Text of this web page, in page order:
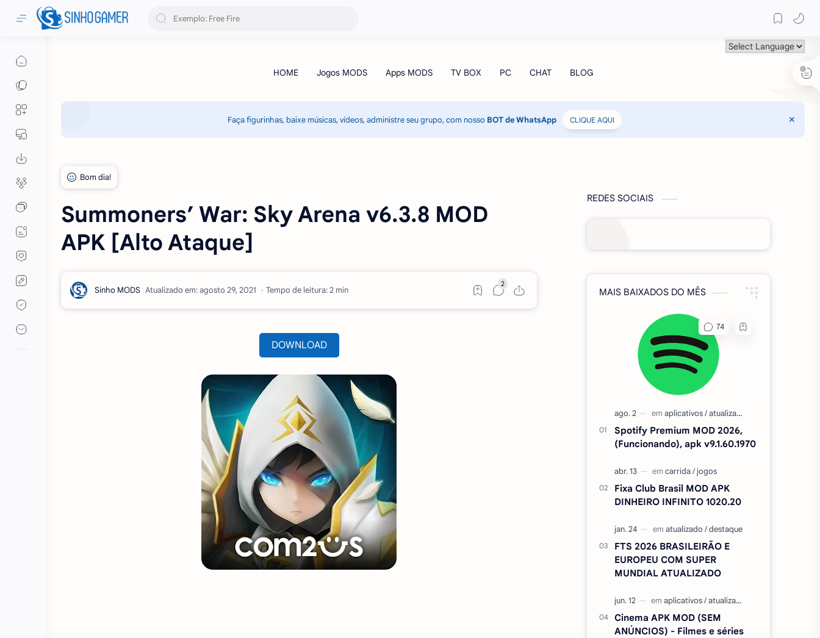
Faça figurinhas, baixe músicas, vídeos, administre seu grupo, com nosso BOT de WhatsApp CLIQUE AQUI
Summoners’ War: Sky Arena v6.3.8 MOD
APK [Alto Ataque]
Atualizado em: Tempo de leitura: 2 min
DOWNLOAD
REDES SOCIAIS
MAIS BAIXADOS DO MÊS
Spotify Premium MOD 2026,
(Funcionando), apk v9.1.60.1970
Fixa Club Brasil MOD APK
DINHEIRO INFINITO 1020.20
FTS 2026 BRASILEIRÃO E
EUROPEU COM SUPER
MUNDIAL ATUALIZADO
Cinema APK MOD (SEM
ANÚNCIOS) - Filmes e séries